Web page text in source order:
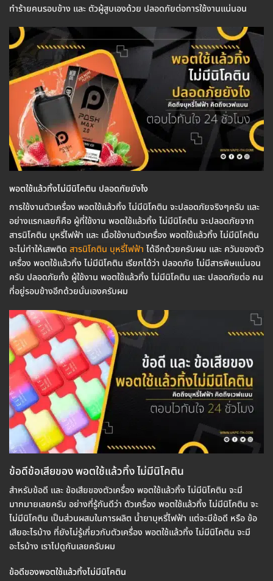
ทำร้ายคนรอบข้าง และ ตัวผู้สูบเองด้วย ปลอดภัยต่อการใช้งานแน่นอน
พอตใช้แล้วทิ้งไม่มีนิโคติน ปลอดภัยยังไง
การใช้งานตัวเครื่อง พอตใช้แล้วทิ้ง ไม่มีนิโคติน จะปลอดภัยจริงๆครับ และ
อย่างแรกเลยก็คือ ผู้ที่ใช้งาน พอตใช้แล้วทิ้ง ไม่มีนิโคติน จะปลอดภัยจาก
สารนิโคติน บุหรี่ไฟฟ้า และ เมื่อใช้งานตัวเครื่อง พอตใช้แล้วทิ้ง ไม่มีนิโคติน
จะไม่ทำให้เสพติด สารนิโคติน บุหรี่ไฟฟ้า ได้อีกด้วยครับผม และ ควันของตัว
เครื่อง พอตใช้แล้วทิ้ง ไม่มีนิโคติน เรียกได้ว่า ปลอดภัย ไม่มีสารพิษแน่นอน
ครับ ปลอดภัยทั้ง ผู้ใช้งาน พอตใช้แล้วทิ้ง ไม่มีนิโคติน และ ปลอดภัยต่อ คน
ที่อยู่รอบข้างอีกด้วยนั่นเองครับผม
ข้อดีข้อเสียของ พอตใช้แล้วทิ้ง ไม่มีนิโคติน
สำหรับข้อดี และ ข้อเสียของตัวเครื่อง พอตใช้แล้วทิ้ง ไม่มีนิโคติน จะมี
มากมายเลยครับ อย่างที่รู้กันดีว่า ตัวเครื่อง พอตใช้แล้วทิ้ง ไม่มีนิโคติน จะ
ไม่มีนิโคติน เป็นส่วนผสมในการผลิต น้ำยาบุหรี่ไฟฟ้า แต่จะมีข้อดี หรือ ข้อ
เสียอะไรบ้าง ที่ยังไม่รู้เกี่ยวกับตัวเครื่อง พอตใช้แล้วทิ้ง ไม่มีนิโคติน จะมี
อะไรบ้าง เราไปดูกันเลยครับผม
ข้อดีของพอตใช้แล้วทิ้งไม่มีนิโคติน